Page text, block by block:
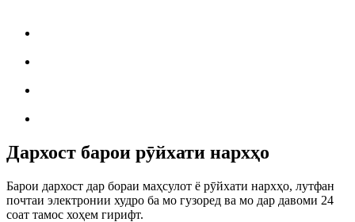
Дархост барои рӯйхати нархҳо
Барои дархост дар бораи маҳсулот ё рӯйхати нархҳо, лутфан
почтаи электронии худро ба мо гузоред ва мо дар давоми 24
соат тамос хоҳем гирифт.